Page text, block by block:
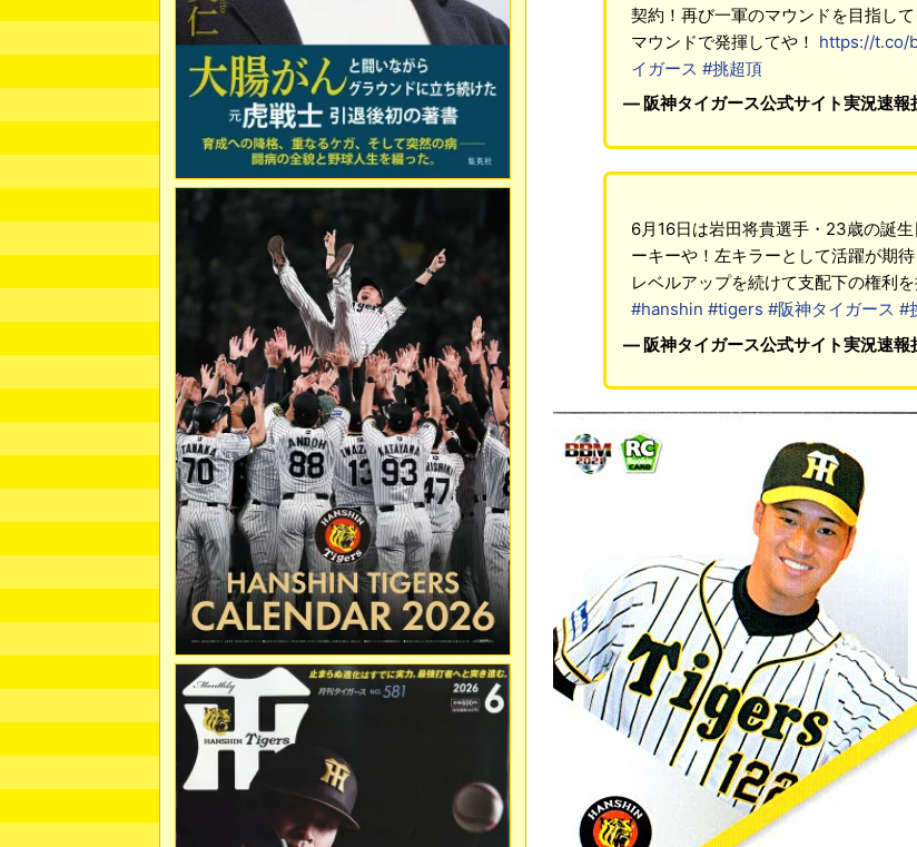
契約！再び一軍のマウンドを目指し
マウンドで発揮してや！ https://t.co/
イガース #挑超頂
— 阪神タイガース公式サイト実況速
6月16日は岩田将貴選手・23歳の誕
ーキーや！左キラーとして活躍が期
レベルアップを続けて支配下の権利を
#hanshin #tigers #阪神タイガース #
— 阪神タイガース公式サイト実況速